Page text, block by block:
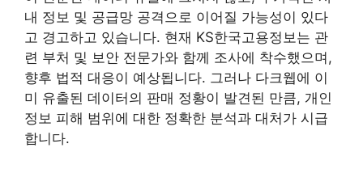
내 정보 및 공급망 공격으로 이어질 가능성이 있다
고 경고하고 있습니다. 현재 KS한국고용정보는 관
련 부처 및 보안 전문가와 함께 조사에 착수했으며,
향후 법적 대응이 예상됩니다. 그러나 다크웹에 이
미 유출된 데이터의 판매 정황이 발견된 만큼, 개인
정보 피해 범위에 대한 정확한 분석과 대처가 시급
합니다.